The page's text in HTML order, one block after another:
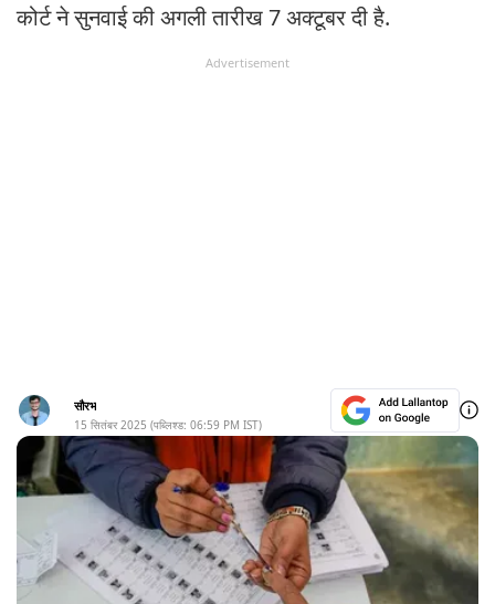
कोर्ट ने सुनवाई की अगली तारीख 7 अक्टूबर दी है.
Advertisement
सौरभ
15 सितंबर 2025 (पब्लिश्ड: 06:59 PM IST)